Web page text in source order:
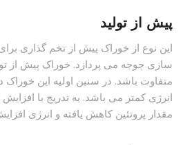
پیش از تولید
این نوع از خوراک پیش از تخم گذاری
سازی جوجه می پردازد. خوراک پیش از
متفاوت باشد. در سنین اولیه این خوراک
انرژی کمتر می باشد. به تدریج با
مقدار پروتئین کاهش یافته و انرژی